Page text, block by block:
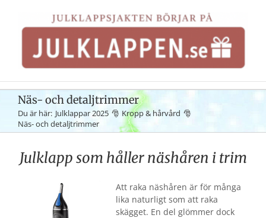
innehållet
Näs- och detaljtrimmer
Du är här: Julklappar 2025
Kropp & hårvård
Näs- och detaljtrimmer
Julklapp som håller näshåren i trim
Att raka näshåren är för många
lika naturligt som att raka
skägget. En del glömmer dock